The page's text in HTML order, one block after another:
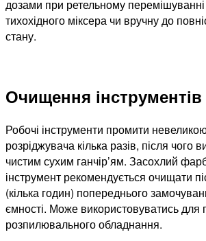
дозами при ретельному
тихохідного міксера чи вручну до
стану.
Очищення інструментів
Робочі інструменти промити невеликою
розріджувача кілька разів, після чого
чистим сухим ганчір’ям. Засохлий
інструмент рекомендується очищати
(кілька годин) попереднього
ємності. Може використовуватись для
розпилювального обладнання.